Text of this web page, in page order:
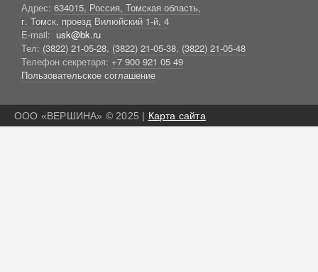
Адрес: 634015, Россия, Томская область,
г. Томск, проезд Вилюйский 1-й, 4
E-mail: usk@bk.ru
Тел: (3822) 21-05-28, (3822) 21-05-38, (3822) 21-05-48
Телефон секретаря: +7 900 921 05 49
Пользовательское соглашение
ООО «ВЕРШИНА» © 2025 | Карта сайта